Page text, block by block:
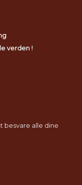
verden !
besvare alle dine